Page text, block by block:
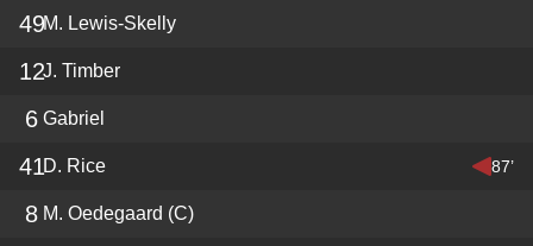
49M. Lewis-Skelly
12J. Timber
6 Gabriel
41D. Rice 87’
8 M. Oedegaard (C)